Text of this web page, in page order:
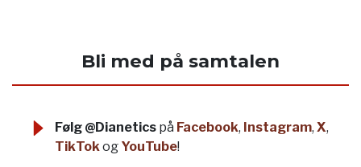
Bli med på samtalen
Følg @Dianetics på Facebook, Instagram, X,
TikTokog YouTube!